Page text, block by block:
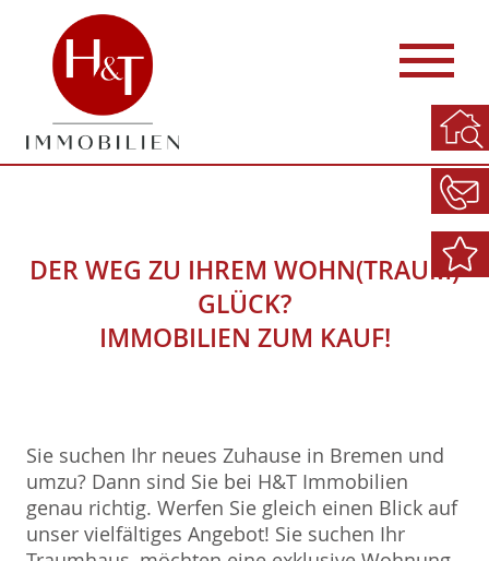
DER WEG ZU IHREM WOHN(TRAUM)
GLÜCK?
IMMOBILIEN ZUM KAUF!
Sie suchen Ihr neues Zuhause in Bremen und
umzu? Dann sind Sie bei H&T Immobilien
genau richtig. Werfen Sie gleich einen Blick auf
unser vielfältiges Angebot! Sie suchen Ihr